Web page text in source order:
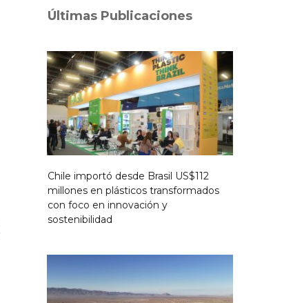
Últimas Publicaciones
Chile importó desde Brasil US$112
millones en plásticos transformados
con foco en innovación y
sostenibilidad